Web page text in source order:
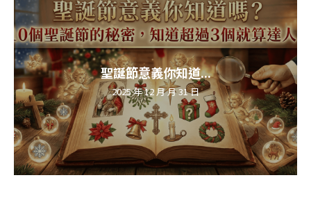
聖誕節意義你知道...
2025 年 12 月 月 31 日